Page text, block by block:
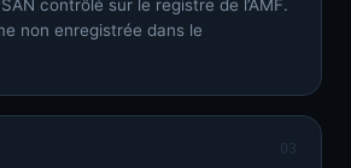
contrôlé sur le registre de l’AMF.
non enregistrée dans le
03